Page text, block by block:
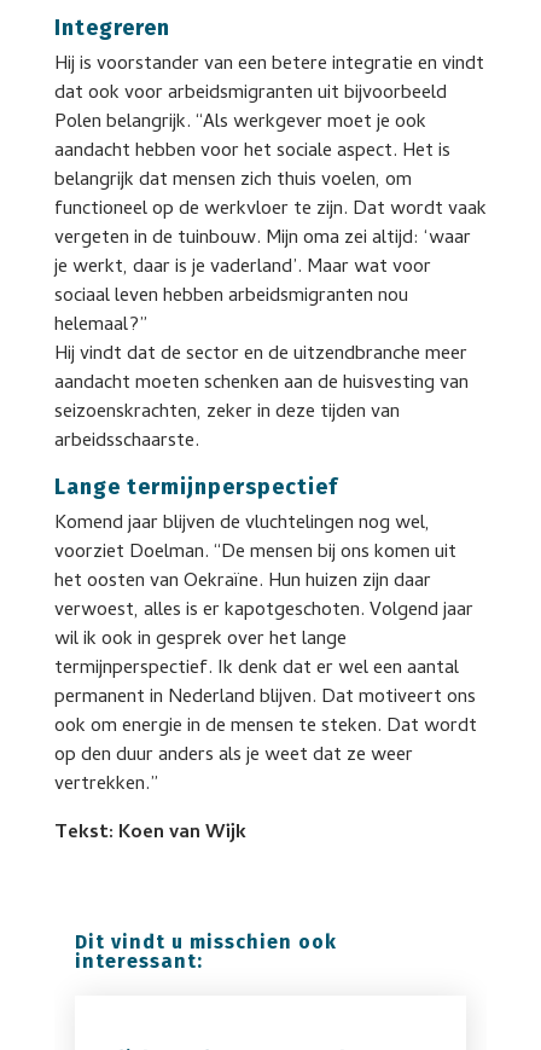
Integreren
Hij is voorstander van een betere integratie en vindt
dat ook voor arbeidsmigranten uit bijvoorbeeld
Polen belangrijk. “Als werkgever moet je ook
aandacht hebben voor het sociale aspect. Het is
belangrijk dat mensen zich thuis voelen, om
functioneel op de werkvloer te zijn. Dat wordt vaak
vergeten in de tuinbouw. Mijn oma zei altijd: ‘waar
je werkt, daar is je vaderland’. Maar wat voor
sociaal leven hebben arbeidsmigranten nou
helemaal?”
Hij vindt dat de sector en de uitzendbranche meer
aandacht moeten schenken aan de huisvesting van
seizoenskrachten, zeker in deze tijden van
arbeidsschaarste.
Lange termijnperspectief
Komend jaar blijven de vluchtelingen nog wel,
voorziet Doelman. “De mensen bij ons komen uit
het oosten van Oekraïne. Hun huizen zijn daar
verwoest, alles is er kapotgeschoten. Volgend jaar
wil ik ook in gesprek over het lange
termijnperspectief. Ik denk dat er wel een aantal
permanent in Nederland blijven. Dat motiveert ons
ook om energie in de mensen te steken. Dat wordt
op den duur anders als je weet dat ze weer
vertrekken.”
Tekst: Koen van Wijk
Dit vindt u misschien ook
interessant: